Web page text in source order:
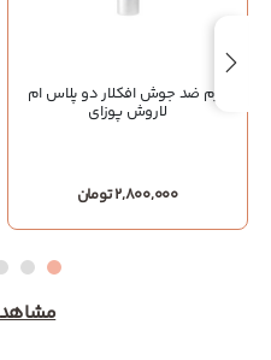
کرم ضد جوش افکلار دو پلاس ام
لاروش پوزای
2,800,000 تومان